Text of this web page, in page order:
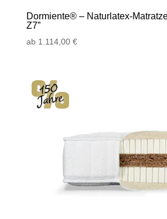
Dormiente® – Naturlatex-
Z7”
ab 1.114,00 €